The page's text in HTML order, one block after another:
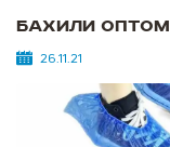
Бахили Оптом
26.11.21